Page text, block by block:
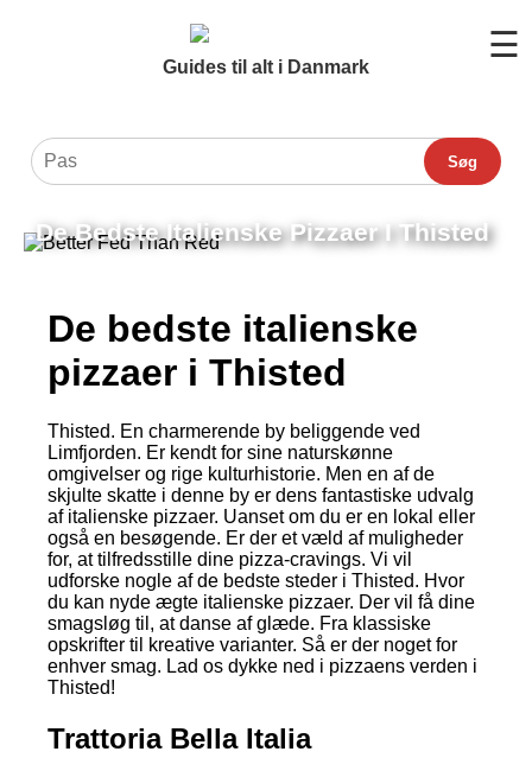
Guides til alt i Danmark
☰
Søg
De Bedste Italienske Pizzaer I Thisted
De bedste italienske
pizzaer i Thisted
Thisted. En charmerende by beliggende ved
Limfjorden. Er kendt for sine naturskønne
omgivelser og rige kulturhistorie. Men en af de
skjulte skatte i denne by er dens fantastiske udvalg
af italienske pizzaer. Uanset om du er en lokal eller
også en besøgende. Er der et væld af muligheder
for, at tilfredsstille dine pizza-cravings. Vi vil
udforske nogle af de bedste steder i Thisted. Hvor
du kan nyde ægte italienske pizzaer. Der vil få dine
smagsløg til, at danse af glæde. Fra klassiske
opskrifter til kreative varianter. Så er der noget for
enhver smag. Lad os dykke ned i pizzaens verden i
Thisted!
Trattoria Bella Italia